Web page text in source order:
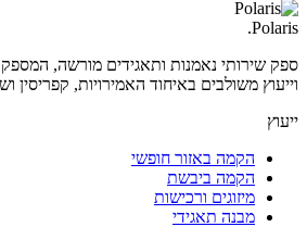
Polaris
.
ספק שירותי נאמנות ותאגידים מורשה,
וייעוץ משולבים באיחוד האמירויות, קפריסין
ייעוץ
הקמה באזור חופשי
הקמה ביבשת
מיזוגים ורכישות
מבנה תאגידי